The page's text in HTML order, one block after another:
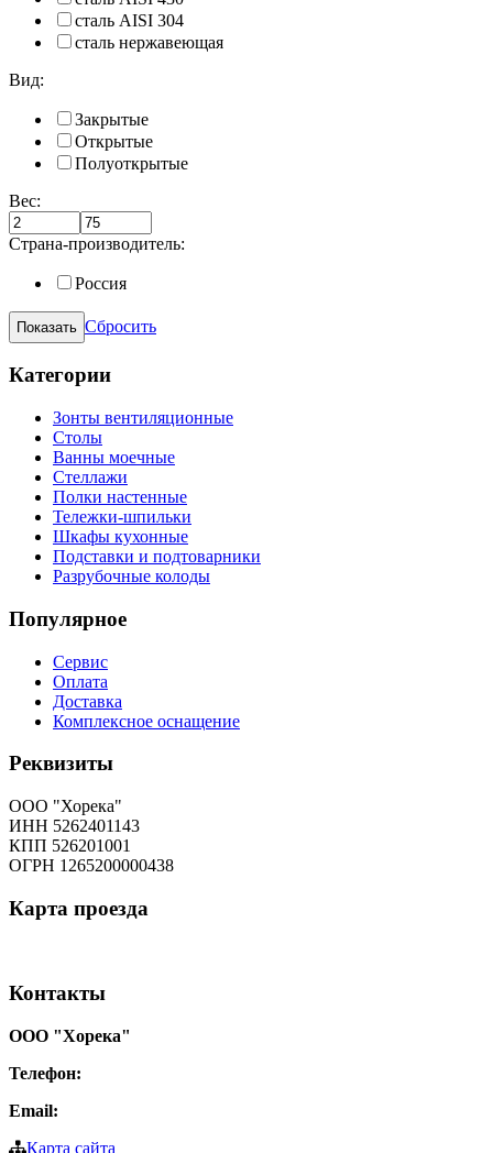
сталь AISI 304
сталь нержавеющая
Вид:
Закрытые
Открытые
Полуоткрытые
Вес:
Страна-производитель:
Россия
Сбросить
Категории
Зонты вентиляционные
Столы
Ванны моечные
Стеллажи
Полки настенные
Тележки-шпильки
Шкафы кухонные
Подставки и подтоварники
Разрубочные колоды
Популярное
Сервис
Оплата
Доставка
Комплексное оснащение
Реквизиты
ООО "Хорека"
ИНН 5262401143
КПП 526201001
ОГРН 1265200000438
Карта проезда
Контакты
ООО "Хорека"
Телефон:
Email:
Карта сайта